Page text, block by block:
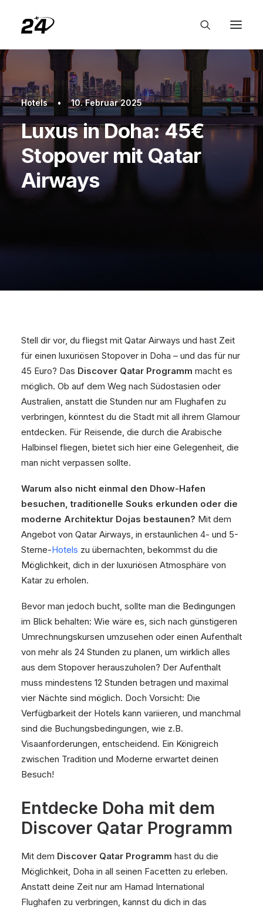
Hotels • 10. Februar 2025
Luxus in Doha: 45€
Stopover mit Qatar
Airways
Stell dir vor, du fliegst mit Qatar Airways und hast Zeit
für einen luxuriösen Stopover in Doha – und das für nur
45 Euro? Das Discover Qatar Programm macht es
möglich. Ob auf dem Weg nach Südostasien oder
Australien, anstatt die Stunden nur am Flughafen zu
verbringen, könntest du die Stadt mit all ihrem Glamour
entdecken. Für Reisende, die durch die Arabische
Halbinsel fliegen, bietet sich hier eine Gelegenheit, die
man nicht verpassen sollte.
Warum also nicht einmal den Dhow-Hafen
besuchen, traditionelle Souks erkunden oder die
moderne Architektur Dojas bestaunen? Mit dem
Angebot von Qatar Airways, in erstaunlichen 4- und 5-
Sterne-Hotels zu übernachten, bekommst du die
Möglichkeit, dich in der luxuriösen Atmosphäre von
Katar zu erholen.
Bevor man jedoch bucht, sollte man die Bedingungen
im Blick behalten: Wie wäre es, sich nach günstigeren
Umrechnungskursen umzusehen oder einen Aufenthalt
von mehr als 24 Stunden zu planen, um wirklich alles
aus dem Stopover herauszuholen? Der Aufenthalt
muss mindestens 12 Stunden betragen und maximal
vier Nächte sind möglich. Doch Vorsicht: Die
Verfügbarkeit der Hotels kann variieren, und manchmal
sind die Buchungsbedingungen, wie z.B.
Visaanforderungen, entscheidend. Ein Königreich
zwischen Tradition und Moderne erwartet deinen
Besuch!
Entdecke Doha mit dem
Discover Qatar Programm
Mit dem Discover Qatar Programm hast du die
Möglichkeit, Doha in all seinen Facetten zu erleben.
Anstatt deine Zeit nur am Hamad International
Flughafen zu verbringen, kannst du dich in das